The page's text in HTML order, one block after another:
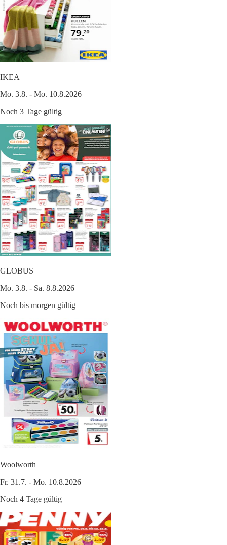
IKEA
Mo. 3.8. - Mo. 10.8.2026
Noch 3 Tage gültig
GLOBUS
Mo. 3.8. - Sa. 8.8.2026
Noch bis morgen gültig
Woolworth
Fr. 31.7. - Mo. 10.8.2026
Noch 4 Tage gültig